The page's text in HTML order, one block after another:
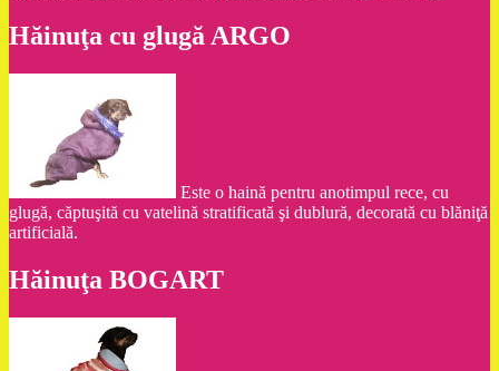
Hăinuţa cu glugă ARGO
Este o haină pentru anotimpul rece, cu
glugă, căptuşită cu vatelină stratificată şi dublură, decorată cu blăniţă
artificială.
Hăinuţa BOGART